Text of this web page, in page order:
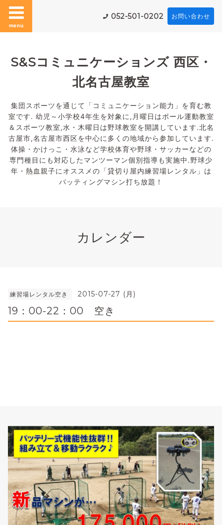
menu
052-501-0202 お問い合わせ
S&Sコミュニケーションズ 西区・
北名古屋教室
集団スポーツを通じて「コミュニケーション能力」を育む教
室です. 幼児～小学校4年生を対象に,月曜日はボール運動教室
＆スポーツ教室,水・木曜日は野球教室を開講しています.北名
古屋市,名古屋市西区を中心に多くの地域から参加しています.
体操・かけっこ・水泳など学校体育や野球・サッカーなどの
専門種目にも対応したマンツーマン個別指導も実施中.野球少
年・熱血親子にオススメの「貸切り屋内練習場レンタル」は
バッティングマシン打ち放題！
カレンダー
練習場レンタル空き 2015-07-27 (月)
19：00-22：00 空き